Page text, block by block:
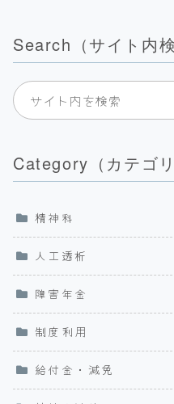
Search（サイト内検
Category（カテゴ
精神科
人工透析
障害年金
制度利用
給付金・減免